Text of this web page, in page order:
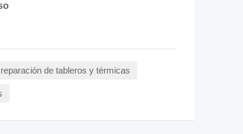
reparación de tableros y térmicas